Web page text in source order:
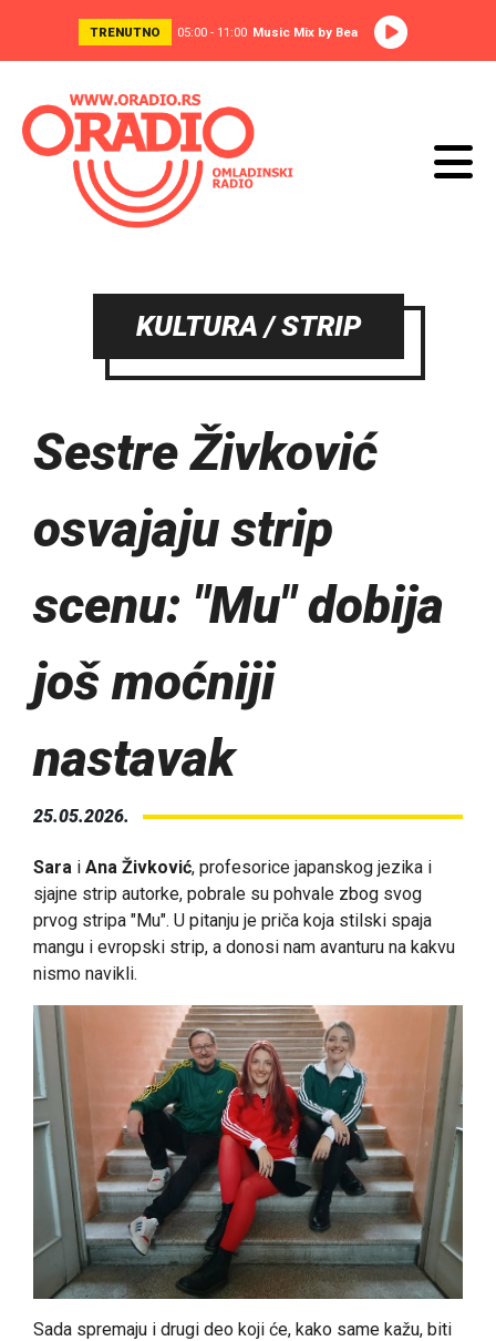
TRENUTNO 05:00 - 11:00 Music Mix by Bea
KULTURA / STRIP
Sestre Živković
osvajaju strip
scenu: "Mu" dobija
još moćniji
nastavak
25.05.2026.
Sara i Ana Živković, profesorice japanskog jezika i
sjajne strip autorke, pobrale su pohvale zbog svog
prvog stripa "Mu". U pitanju je priča koja stilski spaja
mangu i evropski strip, a donosi nam avanturu na kakvu
nismo navikli.
Sada spremaju i drugi deo koji će, kako same kažu, biti